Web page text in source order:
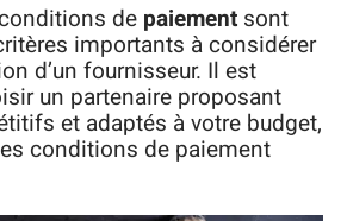
de paiement sont
importants à considérer
d’un fournisseur. Il est
un partenaire proposant
et adaptés à votre budget,
conditions de paiement